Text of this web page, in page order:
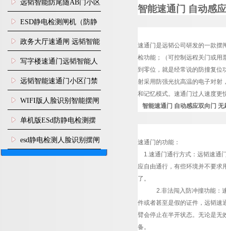
远韬智能防尾随AB门小区
门禁闸机安装
​ESD静电检测闸机（防静
电门禁通道系统）
政务大厅速通闸 远韬智能
防尾随静音速通门
写字楼速通门远韬智能人
脸识别快速通道闸
远韬智能速通门小区门禁
闸机食堂消费摆闸
WIFI版人脸识别智能摆闸
机
单机版ESd防静电检测摆
闸机
esd静电检测人脸识别摆闸
安装
智能速通门 自动感
速通门是远韬公司研发的一款摆
检功能；（可控制远程关门或用
到零位，就是经常说的防撞复位
射采用防强光抗高温的电子对射
和记忆模式。速通门过人速度更
智能速通门 自动感应双向门 无
速通门的功能：
1.速通门通行方式： 远韬速通
应自由通行，有些环境并不要求
了。
2.非法闯入防冲撞功能：
件或者甚至是假的证件， 远韬速
臂会停止在半开状态。无论是无
备。